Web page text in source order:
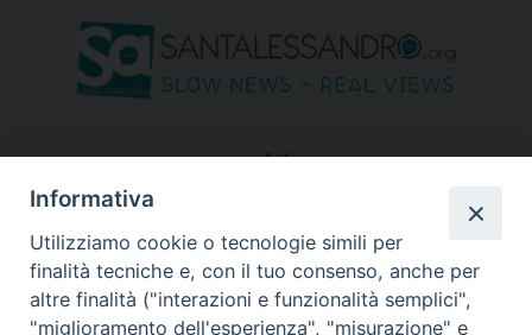
seguici su
Informativa
Utilizziamo cookie o tecnologie simili per
finalità tecniche e, con il tuo consenso, anche per
altre finalità ("interazioni e funzionalità semplici",
"miglioramento dell'esperienza", "misurazione" e